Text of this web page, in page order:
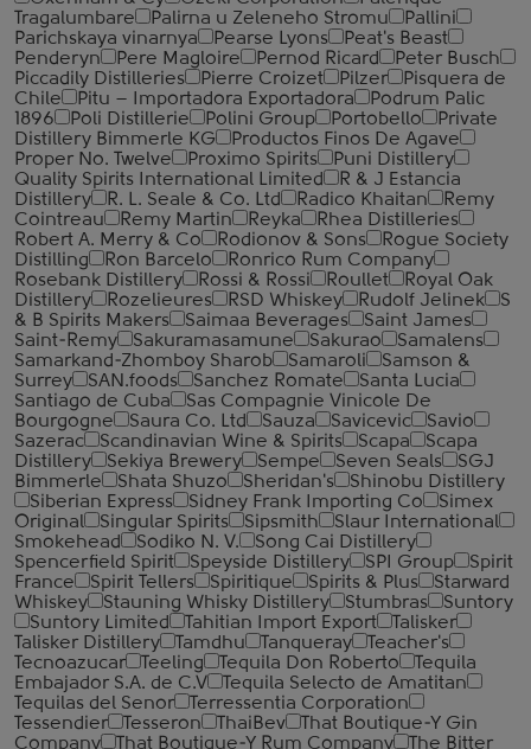
Tragalumbare
Palirna u Zeleneho Stromu
Pallini
Parichskaya vinarnya
Pearse Lyons
Peat's Beast
Penderyn
Pere Magloire Pernod Ricard
Peter Busch
Piccadily Distilleries
Pierre Croizet Pilzer
Pisquera de
Chile
Pitu – Importadora Exportadora
Podrum Palic
1896
Poli Distillerie Polini Group Portobello
Private
Distillery Bimmerle KG
Productos Finos De Agave
Proper No. Twelve
Proximo Spirits
Puni Distillery
Quality Spirits International Limited
R & J Estancia
Distillery
R. L. Seale & Co. Ltd Radico Khaitan
Remy
Cointreau
Remy Martin Reyka
Rhea Distilleries
Robert A. Merry & Co
Rodionov & Sons
Rogue Society
Distilling
Ron Barcelo
Ronrico Rum Company
Rosebank Distillery
Rossi & Rossi Roullet
Royal Oak
Distillery
Rozelieures RSD Whiskey Rudolf Jelinek
S
& B Spirits Makers
Saimaa Beverages
Saint James
Saint-Remy
Sakuramasamune Sakurao
Samalens
Samarkand-Zhomboy Sharob
Samaroli
Samson &
Surrey
SAN.foods Sanchez Romate
Santa Lucia
Santiago de Cuba
Sas Compagnie Vinicole De
Bourgogne
Saura Co. Ltd Sauza Savicevic
Savio
Sazerac
Scandinavian Wine & Spirits Scapa
Scapa
Distillery
Sekiya Brewery Sempe Seven Seals
SGJ
Bimmerle
Shata Shuzo Sheridan's
Shinobu Distillery
Siberian Express
Sidney Frank Importing Co
Simex
Original
Singular Spirits Sipsmith
Slaur International
Smokehead
Sodiko N. V.
Song Cai Distillery
Spencerfield Spirit
Speyside Distillery SPI Group
Spirit
France
Spirit Tellers Spiritique Spirits & Plus
Starward
Whiskey
Stauning Whisky Distillery Stumbras
Suntory
Suntory Limited
Tahitian Import Export
Talisker
Talisker Distillery
Tamdhu Tanqueray
Teacher's
Tecnoazucar
Teeling Tequila Don Roberto
Tequila
Embajador S.A. de C.V
Tequila Selecto de Amatitan
Tequilas del Senor
Terressentia Corporation
Tessendier
Tesseron ThaiBev
That Boutique-Y Gin
Company
That Boutique-Y Rum Company
The Bitter